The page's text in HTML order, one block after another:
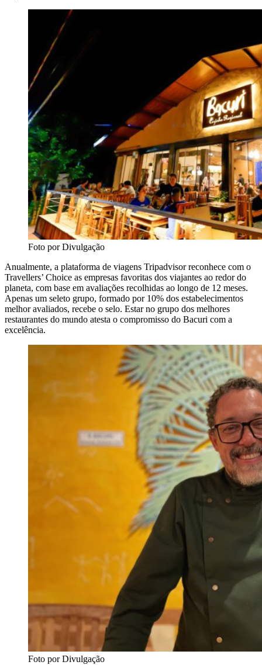
Foto por Divulgação
Anualmente, a plataforma de viagens Tripadvisor reconhece com o
Travellers’ Choice as empresas favoritas dos viajantes ao redor do
planeta, com base em avaliações recolhidas ao longo de 12 meses.
Apenas um seleto grupo, formado por 10% dos estabelecimentos
melhor avaliados, recebe o selo. Estar no grupo dos melhores
restaurantes do mundo atesta o compromisso do Bacuri com a
excelência.
Foto por Divulgação